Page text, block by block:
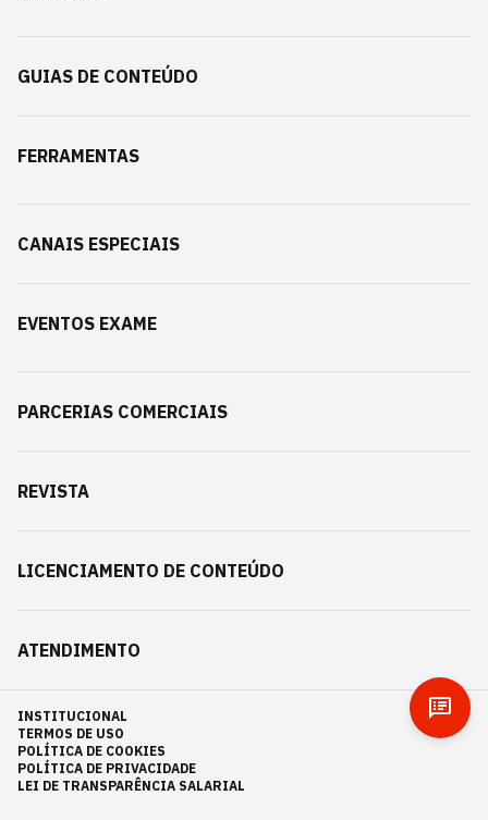
GUIAS DE CONTEÚDO
FERRAMENTAS
CANAIS ESPECIAIS
EVENTOS EXAME
PARCERIAS COMERCIAIS
REVISTA
LICENCIAMENTO DE CONTEÚDO
ATENDIMENTO
INSTITUCIONAL
TERMOS DE USO
POLÍTICA DE COOKIES
POLÍTICA DE PRIVACIDADE
LEI DE TRANSPARÊNCIA SALARIAL